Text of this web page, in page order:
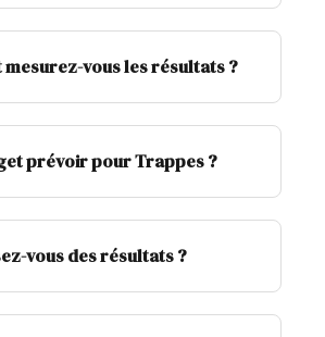
mesurez-vous les résultats ?
prévoir pour Trappes ?
vous des résultats ?